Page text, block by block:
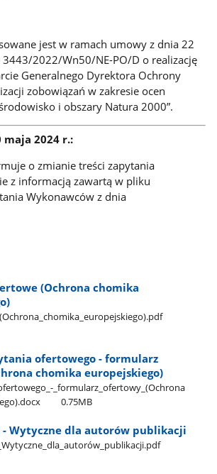
jest w ramach umowy z dnia 22
2022/Wn50/NE-PO/D o realizację
Generalnego Dyrektora Ochrony
zobowiązań w zakresie ocen
i obszary Natura 2000”.
maja 2024 r.:
o zmianie treści zapytania
z informacją zawartą w pliku
Wykonawców z dnia
(Ochrona chomika
ofertowego - formularz
chomika europejskiego)
​_formularz​_ofertowy​_(Ochrona​
0.75MB
- Wytyczne dla autorów publikacji
​_Wytyczne​_dla​_autorów​_publikacji.pdf